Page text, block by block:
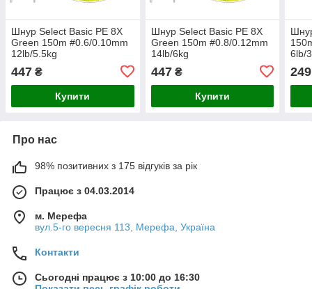
Шнур Select Basic PE 8X
Green 150m #0.6/0.10mm
12lb/5.5kg
447 ₴
Купити
Шнур Select Basic PE 8X
Green 150m #0.8/0.12mm
14lb/6kg
447₴
Купити
6lb/
249
Про нас
98% позитивних з 175 відгуків за рік
Працює з 04.03.2014
м. Мерефа
вул.5-го вересня 113, Мерефа, Україна
Контакти
Сьогодні працює з 10:00 до 16:30